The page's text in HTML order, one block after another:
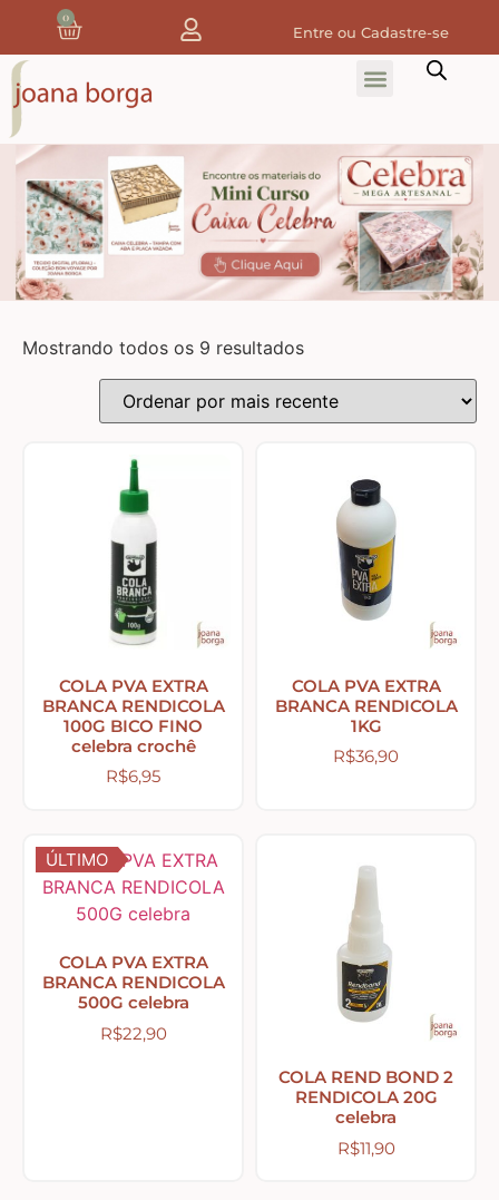
0
Entre ou Cadastre-se
Home
Tecidos
Tecidos de Natal
Tecidos Digitais e 3D
Tecidos de Composição
Tecidos com Desenhos de Painéis
Listrados e Xadrez
Tecidos Estampados e Florais
Tecidos Estampas de Cozinha
MDF – CAIXAS E APLIQUES
Natal
Abelhas – Mel
Mostrando todos os 9 resultados
COLA PVA EXTRA
BRANCA RENDICOLA
100G BICO FINO
celebra crochê
R$6,95
COLA PVA EXTRA
BRANCA RENDICOLA
1KG
R$36,90
ÚLTIMO
COLA PVA EXTRA
BRANCA RENDICOLA
500G celebra
R$22,90
COLA REND BOND 2
RENDICOLA 20G
celebra
R$11,90